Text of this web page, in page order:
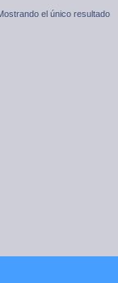
el único resultado